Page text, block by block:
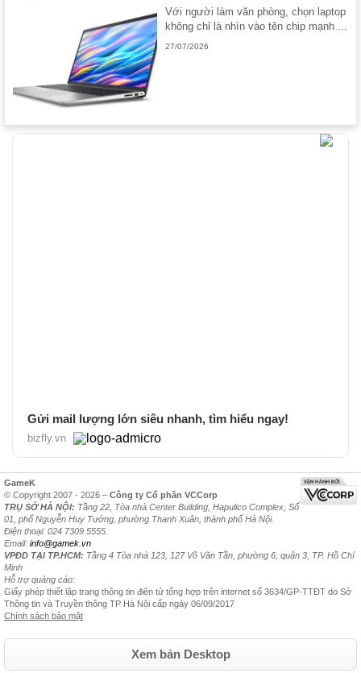
Với người làm văn phòng, chọn laptop
không chỉ là nhìn vào tên chip mạnh ...
27/07/2026
Gửi mail lượng lớn siêu nhanh, tìm hiểu ngay!
bizfly.vn
GameK
© Copyright 2007 - 2026 – Công ty Cổ phần VCCorp
TRỤ SỞ HÀ NỘI: Tầng 22, Tòa nhà Center Building, Hapulico Complex, Số
01, phố Nguyễn Huy Tưởng, phường Thanh Xuân, thành phố Hà Nội.
Điện thoại: 024 7309 5555.
Email: info@gamek.vn
VPĐD TẠI TP.HCM: Tầng 4 Tòa nhà 123, 127 Võ Văn Tần, phường 6, quận 3, TP. Hồ Chí
Minh
Hỗ trợ quảng cáo:
Giấy phép thiết lập trang thông tin điện tử tổng hợp trên internet số 3634/GP-TTĐT do Sở
Thông tin và Truyền thông TP Hà Nội cấp ngày 06/09/2017
Chính sách bảo mật
Xem bản Desktop